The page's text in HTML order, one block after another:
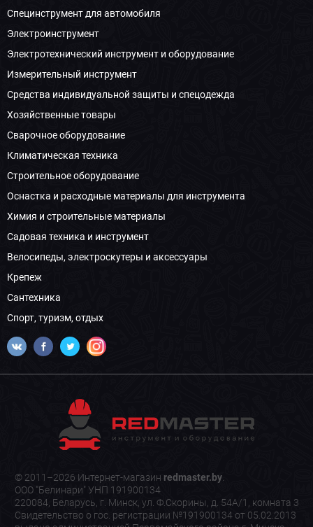
Специнструмент для автомобиля
Электроинструмент
Электротехнический инструмент и оборудование
Измерительный инструмент
Средства индивидуальной защиты и спецодежда
Хозяйственные товары
Сварочное оборудование
Климатическая техника
Строительное оборудование
Оснастка и расходные материалы для инструмента
Химия и строительные материалы
Садовая техника и инструмент
Велосипеды, электроскутеры и аксессуары
Крепеж
Сантехника
Спорт, туризм, отдых
© 2011–2026 Интернет-магазин redmaster.by.
ООО "Белинари" УНП 191900134
220084, Беларусь, г. Минск, ул. Ф.Скорины, д. 54А/1, комната 3
Свидетельство о гос. регистрации №191900134 от 05.02.2013